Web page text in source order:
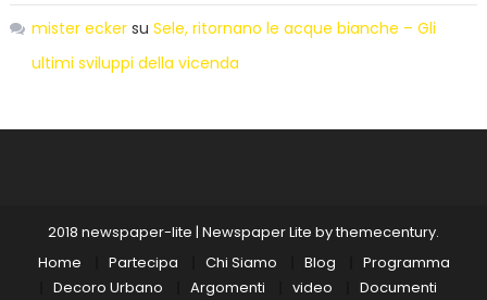
mister eckersu Sele, ritornano le acque bianche – Gli
ultimi sviluppi della vicenda
2018 newspaper-lite | Newspaper Lite bythemecentury.
Home
Partecipa Chi Siamo Blog
Programma
Decoro Urbano
Argomenti video Documenti